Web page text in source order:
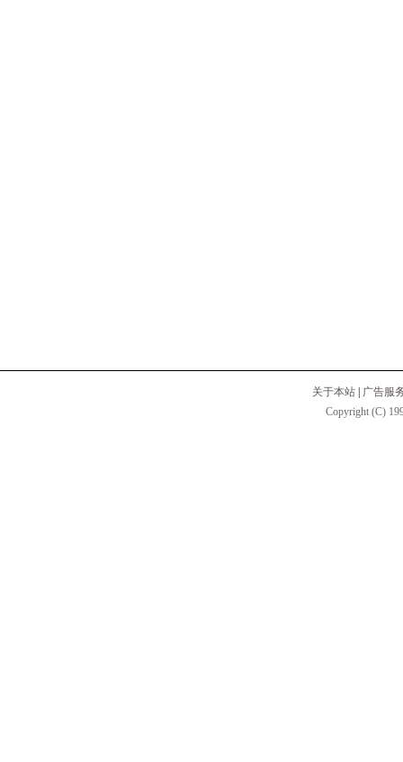
关于本站
广告服
Copyright (C)